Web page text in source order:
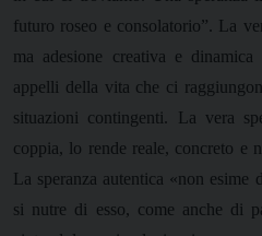
futuro roseo e consolatorio”. La
ma adesione creativa e
appelli della vita che ci
situazioni contingenti. La vera
coppia, lo rende reale, concreto e
La speranza autentica «non esime
si nutre di esso, come anche di